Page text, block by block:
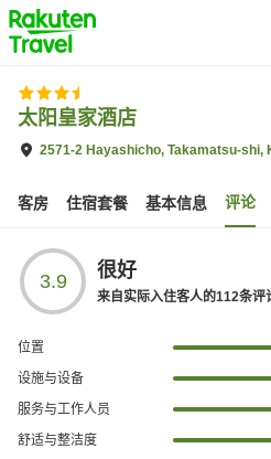
to
top
page
太阳皇家酒店
2571-2 Hayashicho, Takamatsu-shi,
客房 住宿套餐 基本信息 评论
3.9 很好
来自实际入住客人的112条评
位置
设施与设备
服务与工作人员
舒适与整洁度